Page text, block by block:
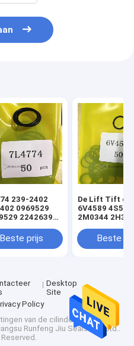
239-2402
0969529
2242639
Oring
Beste prijs
De Lift Tift die
6V4589
2M0344
de
Beste
Desktop
Site
Policy
van de cilinderverbinding
Runfeng Jiu Seals Co., Ltd..